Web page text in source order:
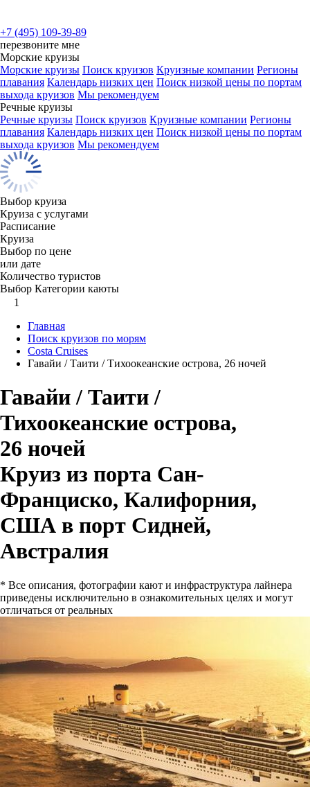
+7 (495) 109-39-89
перезвоните мне
Морские круизы
Морские круизы Поиск круизов Круизные компании Регионы
плавания Календарь низких цен Поиск низкой цены по портам
выхода круизов Мы рекомендуем
Речные круизы
Речные круизы Поиск круизов Круизные компании Регионы
плавания Календарь низких цен Поиск низкой цены по портам
выхода круизов Мы рекомендуем
Выбор круиза
Круиза с услугами
Расписание
Круиза
Выбор по цене
или дате
Количество туристов
Выбор Категории каюты
1
Главная
Поиск круизов по морям
Costa Cruises
Гавайи / Таити / Тихоокеанские острова, 26 ночей
Гавайи / Таити /
Тихоокеанские острова,
26 ночей
Круиз из порта Сан-
Франциско, Калифорния,
США в порт Сидней,
Австралия
* Все описания, фотографии кают и инфраструктура лайнера
приведены исключительно в ознакомительных целях и могут
отличаться от реальных